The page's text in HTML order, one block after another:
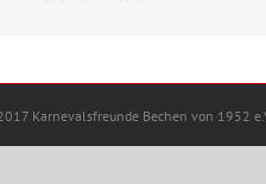
Karnevalsfreunde Bechen von 1952